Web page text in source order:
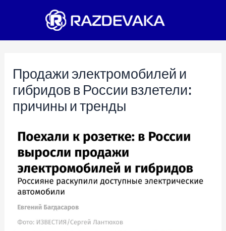
Продажи электромобилей и
гибридов в России взлетели:
причины и тренды